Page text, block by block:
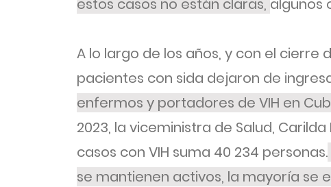
estos casos no están claras, algunos
A lo largo de los años, y con el cierre
pacientes con sida dejaron de
enfermos y portadores de VIH en
2023, la viceministra de Salud, Carilda
casos con VIH suma 40 234 personas.
se mantienen activos, la mayoría se